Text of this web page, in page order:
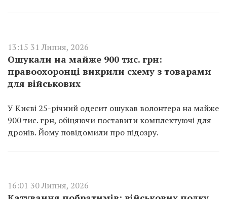
13:15 31 Липня, 2026
Ошукали на майже 900 тис. грн:
правоохоронці викрили схему з товарами
для військових
У Києві 25-річний одесит ошукав волонтера на майже
900 тис. грн, обіцяючи поставити комплектуючі для
дронів. Йому повідомили про підозру.
16:01 30 Липня, 2026